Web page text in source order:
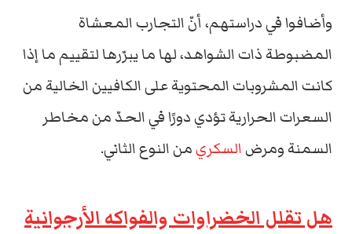
وأضافوا في دراستهم، أنّ التجارب المعشاة
المضبوطة ذات الشواهد، لها ما يبرّرها لتقييم ما إذا
كانت المشروبات المحتوية على الكافيين الخالية من
السعرات الحرارية تؤدي دورًا في الحدّ من مخاطر
السمنة ومرضالسكريمن النوع الثاني.
هل تقلل الخضراوات والفواكه الأرجوانية